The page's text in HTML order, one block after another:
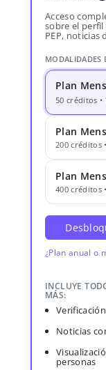
Acceso
sobre el
PEP, noticias
MODALIDADES
Plan
50 créditos •
Plan
200 créditos
Plan
400 créditos
¿Plan anual o
INCLUYE
MÁS:
Noticias
personas